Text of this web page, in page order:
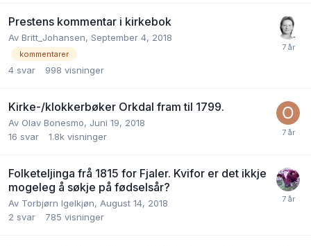
Prestens kommentar i kirkebok
Av Britt_Johansen, September 4, 2018
kommentarer
4 svar 998 visninger
Kirke-/klokkerbøker Orkdal fram til 1799.
Av Olav Bonesmo, Juni 19, 2018
16 svar 1.8k visninger
Folketeljinga frå 1815 for Fjaler. Kvifor er det ikkje
mogeleg å søkje på fødselsår?
Av Torbjørn Igelkjøn, August 14, 2018
2 svar 785 visninger